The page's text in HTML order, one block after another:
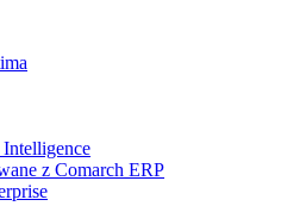
z Comarch ERP